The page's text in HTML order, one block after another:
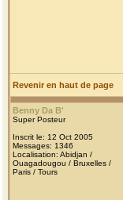
Revenir en haut de page
Benny Da B'
Super Posteur
Inscrit le: 12 Oct 2005
Messages: 1346
Localisation: Abidjan /
Ouagadougou / Bruxelles /
Paris / Tours